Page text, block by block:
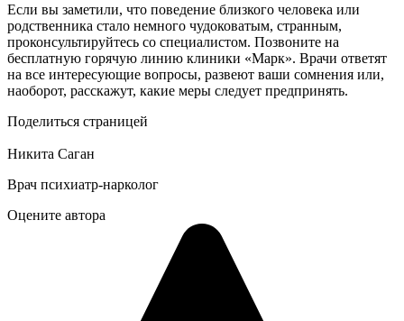
Если вы заметили, что поведение близкого человека или
родственника стало немного чудоковатым, странным,
проконсультируйтесь со специалистом. Позвоните на
бесплатную горячую линию клиники «Марк». Врачи ответят
на все интересующие вопросы, развеют ваши сомнения или,
наоборот, расскажут, какие меры следует предпринять.
Поделиться страницей
Никита Саган
Врач психиатр-нарколог
Оцените автора